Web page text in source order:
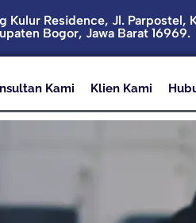
Kulur Residence, Jl. Parpostel,
Bogor, Jawa Barat 16969.
Kami Klien Kami